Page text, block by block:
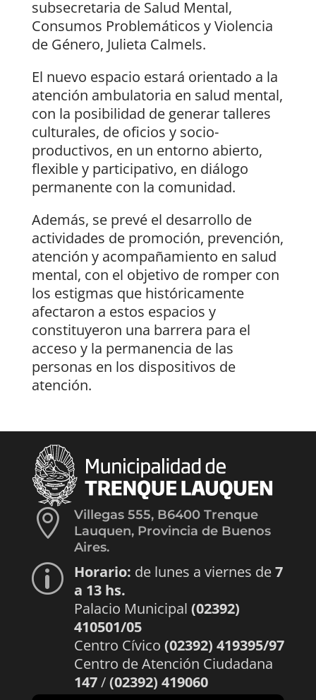
subsecretaria de Salud Mental,
Consumos Problemáticos y Violencia
de Género, Julieta Calmels.
El nuevo espacio estará orientado a la
atención ambulatoria en salud mental,
con la posibilidad de generar talleres
culturales, de oficios y socio-
productivos, en un entorno abierto,
flexible y participativo, en diálogo
permanente con la comunidad.
Además, se prevé el desarrollo de
actividades de promoción, prevención,
atención y acompañamiento en salud
mental, con el objetivo de romper con
los estigmas que históricamente
afectaron a estos espacios y
constituyeron una barrera para el
acceso y la permanencia de las
personas en los dispositivos de
atención.

Villegas 555, B6400 Trenque
Lauquen, Provincia de Buenos
Aires.
p Horario: de lunes a viernes de7
a 13 hs.
Palacio Municipal (02392)
410501/05
Centro Cívico (02392) 419395/97
Centro de Atención Ciudadana
147/(02392) 419060